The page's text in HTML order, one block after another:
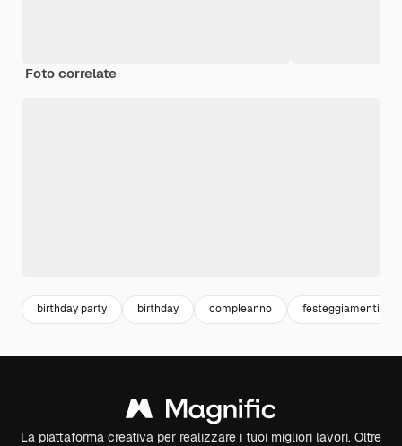
Foto correlate
birthday party birthday compleanno festeggiamenti
La piattaforma creativa per realizzare i tuoi migliori lavori. Oltre